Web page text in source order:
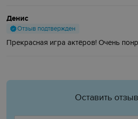
Денис
Отзыв подтвержден
Прекрасная игра актёров! Очень
Оставить отзыв